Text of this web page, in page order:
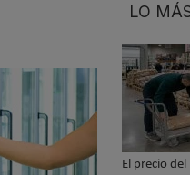
LO
El precio